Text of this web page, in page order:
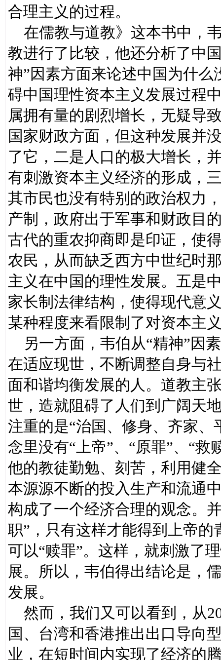
合理主义的过程。
在儒教与道教》这本书中，
教进行了比较，他还分析了中
神”因素方面来论述中国为什
碍中国理性资本主义发展过程
属拥有量的剧烈增长，无疑导
国家财政方面，但这种发展并
了它，二是人口的极大增长，
有刺激资本主义经济的形成，
其市民也没有特别的政治权力
产制，政府出于军事和财政目
古代的重农抑商即是印证，使
农民，从而缺乏西方中世纪时
主义在中国的理性发展。五是
家长制法律结构，使得现代意
某种程度来看限制了对资本主
另一方面，韦伯从“精神”因
在适应现世，不断调整自身与
面和谐均衡发展的人。道教主
世，造就阻碍了人们到广阔天
注重的是“治国、修身、齐家
念里没有“上帝”、“原罪”、“
他的教徒勤勉、刻苦，利用健
本源源不断的投入生产和流通
构成了一个经济合理的观念。
职”，只有这样才能得到上帝
可以“赎罪”。这样，就刺激了
展。所以，韦伯得出结论是，
发展。
然而，我们又可以看到，从
国、台湾和香港推出出口导向
业，在短时间内实现了经济的